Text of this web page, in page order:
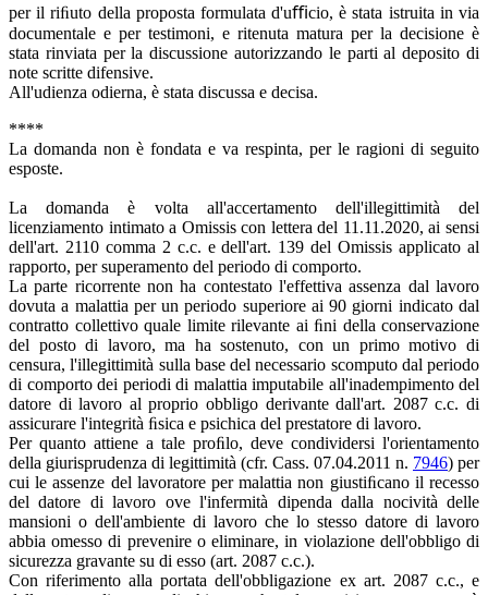
per il riﬁuto della proposta formulata d'uﬃcio, è stata istruita in via
documentale e per testimoni, e ritenuta matura per la decisione è
stata rinviata per la discussione autorizzando le parti al deposito di
note scritte difensive.
All'udienza odierna, è stata discussa e decisa.
****
La domanda non è fondata e va respinta, per le ragioni di seguito
esposte.
La domanda è volta all'accertamento dell'illegittimità del
licenziamento intimato a Omissis con lettera del 11.11.2020, ai sensi
dell'art. 2110 comma 2 c.c. e dell'art. 139 del Omissis applicato al
rapporto, per superamento del periodo di comporto.
La parte ricorrente non ha contestato l'effettiva assenza dal lavoro
dovuta a malattia per un periodo superiore ai 90 giorni indicato dal
contratto collettivo quale limite rilevante ai ﬁni della conservazione
del posto di lavoro, ma ha sostenuto, con un primo motivo di
censura, l'illegittimità sulla base del necessario scomputo dal periodo
di comporto dei periodi di malattia imputabile all'inadempimento del
datore di lavoro al proprio obbligo derivante dall'art. 2087 c.c. di
assicurare l'integrità ﬁsica e psichica del prestatore di lavoro.
Per quanto attiene a tale proﬁlo, deve condividersi l'orientamento
della giurisprudenza di legittimità (cfr. Cass. 07.04.2011 n. 7946) per
cui le assenze del lavoratore per malattia non giustiﬁcano il recesso
del datore di lavoro ove l'infermità dipenda dalla nocività delle
mansioni o dell'ambiente di lavoro che lo stesso datore di lavoro
abbia omesso di prevenire o eliminare, in violazione dell'obbligo di
sicurezza gravante su di esso (art. 2087 c.c.).
Con riferimento alla portata dell'obbligazione ex art. 2087 c.c., e